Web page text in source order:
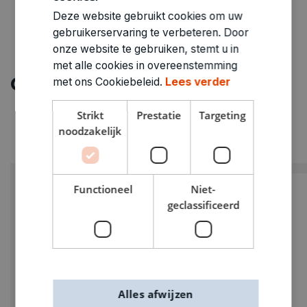
Ontdek meer
Deze website gebruikt cookies om uw
gebruikerservaring te verbeteren. Door
onze website te gebruiken, stemt u in
met alle cookies in overeenstemming
met ons Cookiebeleid. Lees verder
Strikt
noodzakelijk
Prestatie Targeting
Functioneel
Niet-
geclassificeerd
Alles afwijzen